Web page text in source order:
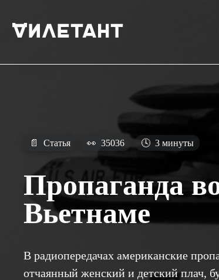
📄 Статья 👀 35036 🕓 3 минуты
Пропаганда
Вьетнаме
В радиопередачах американские
отчаянный женский и детский плач,